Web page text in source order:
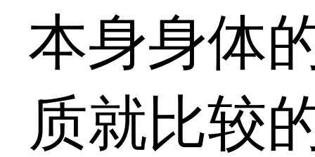
本身身体
质就比较